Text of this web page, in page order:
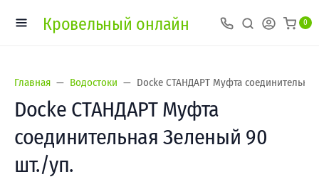
Кровельный онлайн 0
Главная Водостоки Docke СТАНДАРТ Муфта
Docke СТАНДАРТ Муфта
соединительная Зеленый 90
шт./уп.